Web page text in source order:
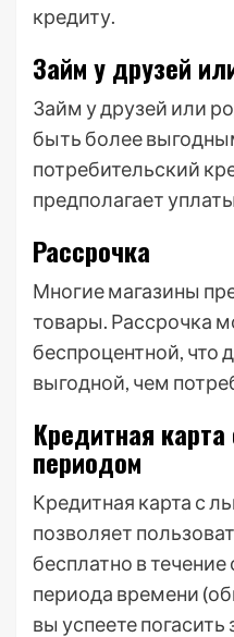
кредиту.
Займ у друзей
Займ у друзей или
быть более
потребительский
предполагает
Рассрочка
Многие магазины
товары. Рассрочка
беспроцентной, что
выгодной, чем
Кредитная
периодом
Кредитная карта с
позволяет
бесплатно в
периода времени
вы успеете